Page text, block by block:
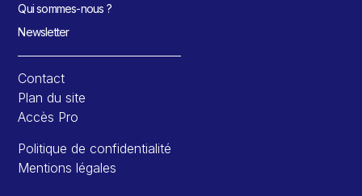
Qui sommes-nous ?
Newsletter
Contact
Plan du site
Accès Pro
Politique de confidentialité
Mentions légales